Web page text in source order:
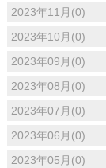
2023年11月(0)
2023年10月(0)
2023年09月(0)
2023年08月(0)
2023年07月(0)
2023年06月(0)
2023年05月(0)